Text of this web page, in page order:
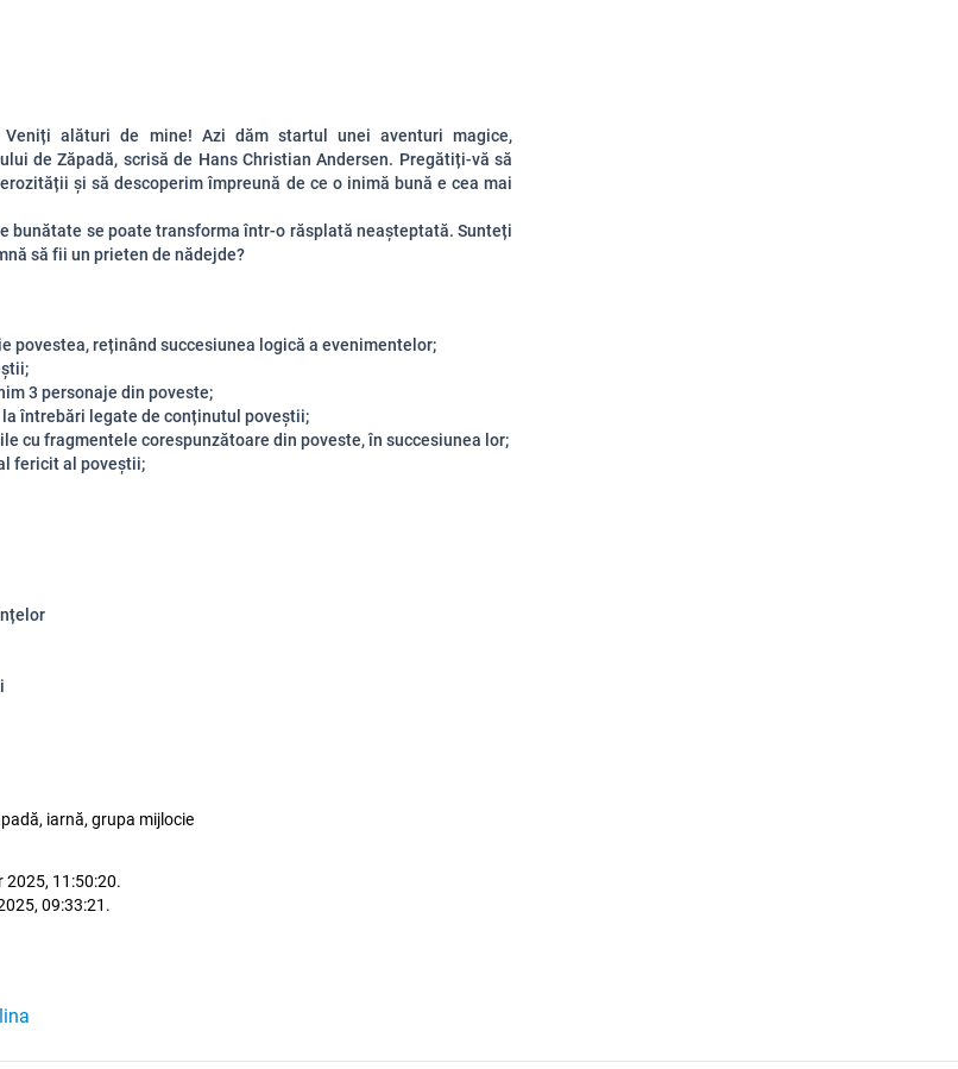
Veniți alături de mine! Azi dăm startul unei aventuri magice,
de Zăpadă, scrisă de Hans Christian Andersen. Pregătiți-vă să
și să descoperim împreună de ce o inimă bună e cea mai
bunătate se poate transforma într-o răsplată neașteptată. Sunteți
să fii un prieten de nădejde?
povestea, reținând succesiunea logică a evenimentelor;
3 personaje din poveste;
la întrebări legate de conținutul poveștii;
cu fragmentele corespunzătoare din poveste, în succesiunea lor;
fericit al poveștii;
iarnă, grupa mijlocie
2025, 11:50:20.
09:33:21.